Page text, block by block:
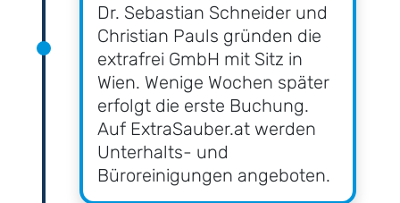
Dr. Sebastian Schneider und
Christian Pauls gründen die
extrafrei GmbH mit Sitz in
Wien. Wenige Wochen später
erfolgt die erste Buchung.
Auf ExtraSauber.at werden
Unterhalts- und
Büroreinigungen angeboten.